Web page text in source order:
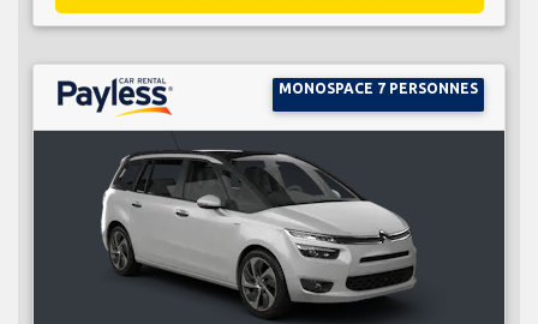
MONOSPACE 7 PERSONNES